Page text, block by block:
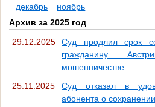
декабрь
ноябрь
Архив за 2025 год
29.12.2025
Суд продлил срок
гражданину
мошенничестве
25.11.2025
Суд отказал в
абонента о